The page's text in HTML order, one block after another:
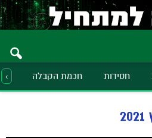
חסידות חכמת הקבלה ‹